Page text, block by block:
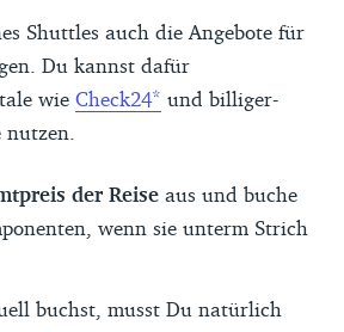
Shuttles auch die Angebote für
Du kannst dafür
wie Check24
und billiger-
der Reise aus und buche
wenn sie unterm Strich
buchst, musst Du natürlich